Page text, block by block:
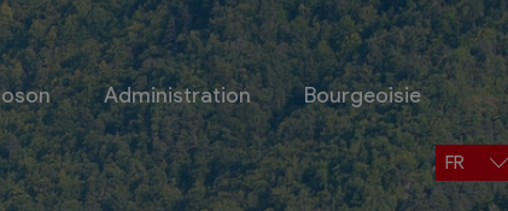
Administration Bourgeoisie
FR